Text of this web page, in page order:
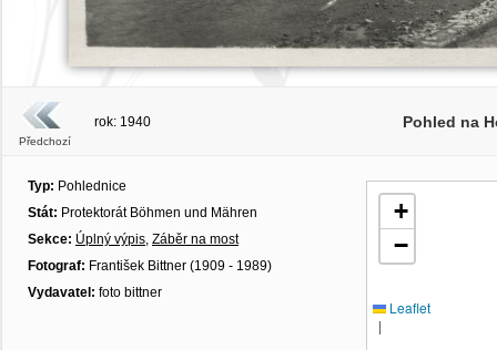
Předchozí
rok: 1940 Pohled na
Typ: Pohlednice
Stát: Protektorát Böhmen und Mähren
Sekce: Úplný výpis, Záběr na most
Fotograf: František Bittner (1909 - 1989)
Vydavatel: foto bittner
+
−
Leaflet
|